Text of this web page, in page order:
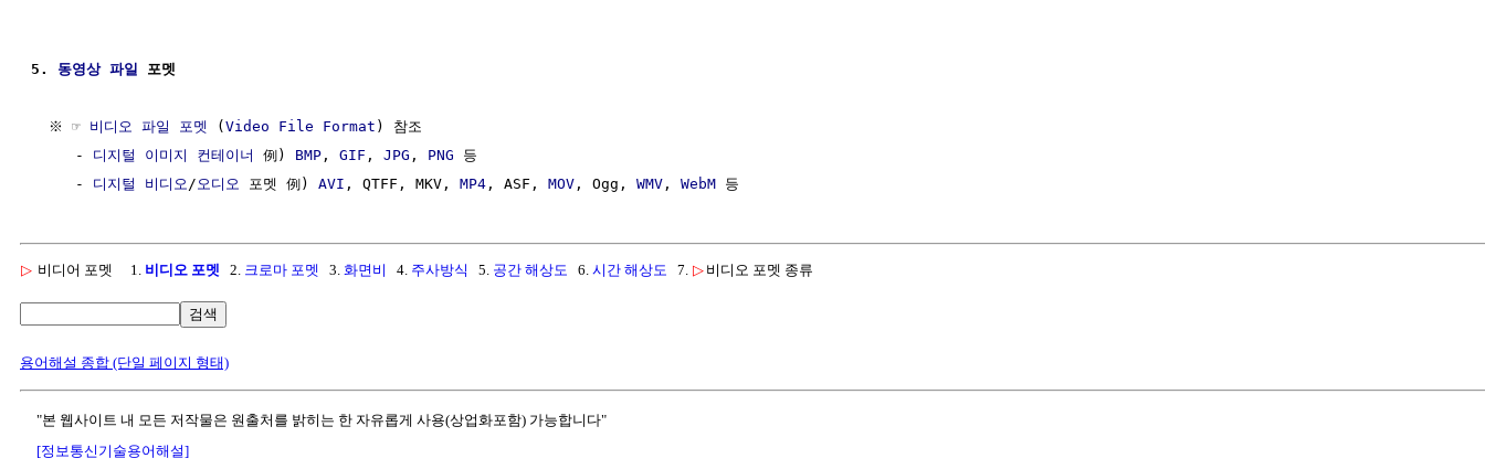
5. 동영상 파일 포멧
  ※ ☞
비디오 파일 포멧 ( Video File Format ) 참조
     -
디지털 이미지 컨테이너 例) BMP , GIF , JPG , PNG 등
     -
디지털 비디오 / 오디오 포멧 例) AVI , QTFF, MKV, MP4 , ASF, MOV , Ogg, WMV , WebM
▷ 비디어 포멧 1. 비디오 포멧 2. 크로마 포멧 3. 화면비 4. 주사방식 5. 공간 해상도 6. 시간 해상도 7. ▷ 비디오 포멧 종류
검색
용어해설 종합 (단일 페이지 형태)
"본 웹사이트 내 모든 저작물은 원출처를 밝히는 한 자유롭게 사용(상업화포함) 가능합니다"
[정보통신기술용어해설]